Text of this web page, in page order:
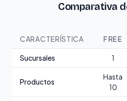
Comparativa
CARACTERÍSTICA FREE
Sucursales 1
Productos
Hasta
10